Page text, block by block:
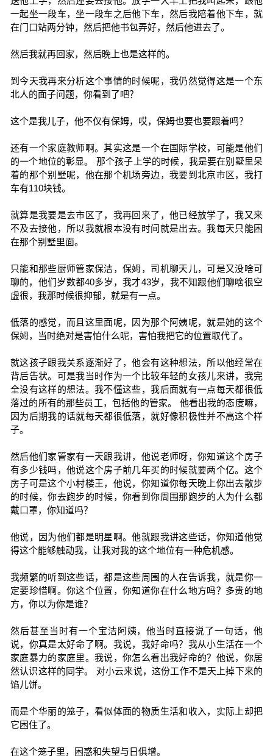
一起坐一段车，坐一段车之后他下车，然后我陪着他下车，就
在门口站两分钟，然后把他书包弄好，然后他进去了。
然后我就再回家，然后晚上也是这样的。
到今天我再来分析这个事情的时候呢，我仍然觉得这是一个东
北人的面子问题，你看到了吧？
这个是我儿子，他不仅有保姆，哎，保姆也要也要跟着吗？
还有一个家庭教师啊。其实这是一个在国际学校，可能是他们
的一个地位的彰显。 那个孩子上学的时候，我是要在别墅里呆
着的那个别墅呢，他在那个机场旁边，我要到北京市区，我打
车有110块钱。
就算是我要是去市区了，我再回来了，他已经放学了，我又来
不及去接他，所以我就根本没有时间就是出去。我每天只能困
在那个别墅里面。
只能和那些厨师管家保洁，保姆，司机聊天儿，可是又没啥可
聊的，他们岁数都40多岁，我才43岁，我不知跟他们聊啥很空
虚很，我那时候很抑郁，就是有一点。
低落的感觉，而且这里面呢，因为那个阿姨呢，就是她的这个
保姆，当时绝对是害怕什么呢，害怕我把它的位置取代了。
就这孩子跟我关系逐渐好了，他会有这种想法，所以他经常在
背后告状。可是我当时作为一个比较年轻的女孩儿来讲，我完
全没有这样的想法。我不懂这些，我后面就有一点每天都很低
落过的所有的那些员工，包括他的管家。 他看出我的态度嘛，
因为后期我的话就每天都很低落，就好像积极性并不高这个样
子。
然后他们家管家有一天跟我讲，他说老师呀，你知道这个房子
有多少钱吗，他说这个房子前几年买的时候就要两个亿。这个
房子可是这个小村楼王，他说，你知道你每天晚上你出去散步
的时候，你去跑步的时候，你看到你周围那跑步的人为什么都
戴口罩，你知道吗？
他说，因为他们都是明星啊。他就跟我讲这些话，你知道他觉
得这个能够触动我，让我对我的这个地位有一种危机感。
我频繁的听到这些话，都是这些周围的人在告诉我，就是你一
定要珍惜啊。你这个位置，你知道你在什么地方吗？多贵的地
方，你以为你是谁？
然后甚至当时有一个宝洁阿姨，他当时直接说了一句话，他
说，你真是太好命了啊。我说，我好命吗？我从小生活在一个
家庭暴力的家庭里。我说，你怎么看出我好命的？他说，你居
然认识这样的同学。 对小云来说，这份工作不是天上掉下来的
馅儿饼。
而是个华丽的笼子，看似体面的物质生活和收入，实际上却把
它困住了。
在这个笼子里，困惑和失望与日俱增。